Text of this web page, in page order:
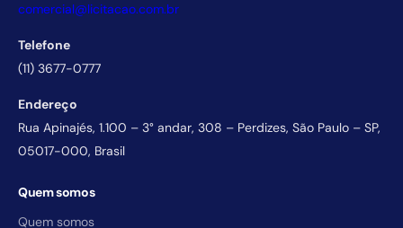
comercial@licitacao.com.br
Telefone
(11) 3677-0777
Endereço
Rua Apinajés, 1.100 – 3° andar, 308 – Perdizes, São Paulo – SP,
05017-000, Brasil
Quem somos
Quem somos